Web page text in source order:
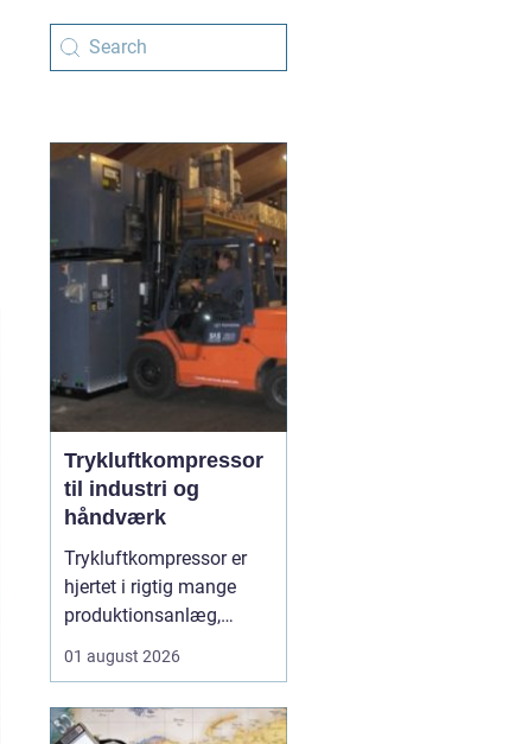
Trykluftkompressor
til industri og
håndværk
Trykluftkompressor er
hjertet i rigtig mange
produktionsanlæg,
håndværksvirksomheder,
lige så vigtig som strøm
01 august 2026